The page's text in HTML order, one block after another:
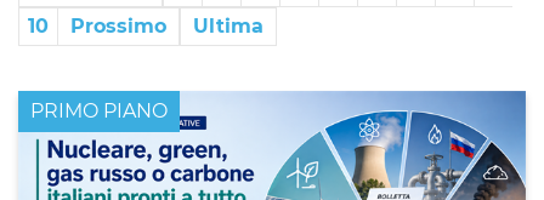
10
Prossimo Ultima
PRIMO PIANO